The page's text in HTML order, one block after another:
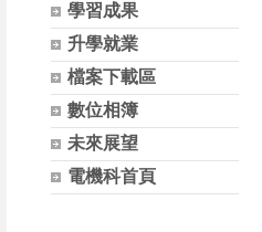
學習成果
升學就業
檔案下載區
數位相簿
未來展望
電機科首頁